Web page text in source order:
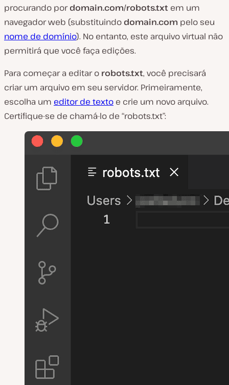
procurando pordomain.com/robots.txt em um
navegador web (substituindo domain.com pelo seu
nome de domínio). No entanto, este arquivo virtual não
permitirá que você faça edições.
Para começar a editar o robots.txt, você precisará
criar um arquivo em seu servidor. Primeiramente,
escolha um editor de texto e crie um novo arquivo.
Certifique-se de chamá-lo de “robots.txt”: